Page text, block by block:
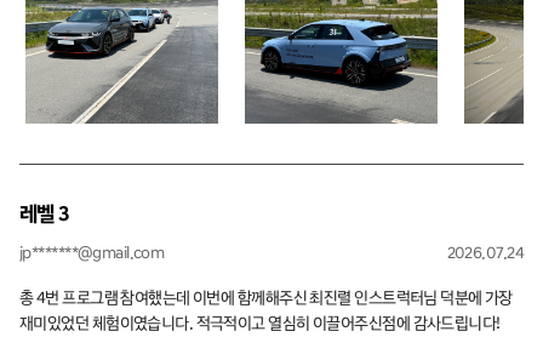
레벨 3
jp*******@gmail.com 2026.07.24
총 4번 프로그램 참여했는데 이번에 함께해주신 최진렬 인스트럭터님 덕분에 가장
재미있었던 체험이였습니다. 적극적이고 열심히 이끌어주신점에 감사드립니다!